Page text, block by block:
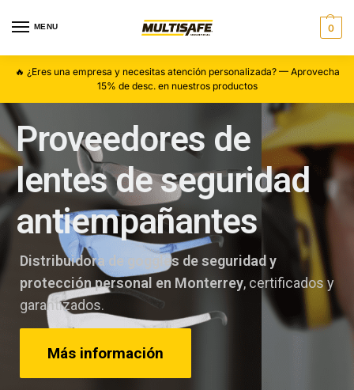
MENU 0
🔥 ¿Eres una empresa y necesitas atención personalizada? — Aprovecha
15% de desc. en nuestros productos
Proveedores de
lentes de seguridad
antiempañantes
Distribuidora de goggles de seguridad y
protección personal en Monterrey, certificados y
garantizados.
Más información